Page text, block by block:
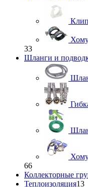
33
Шланги и
66
Коллекторные
Теплоизоляция13